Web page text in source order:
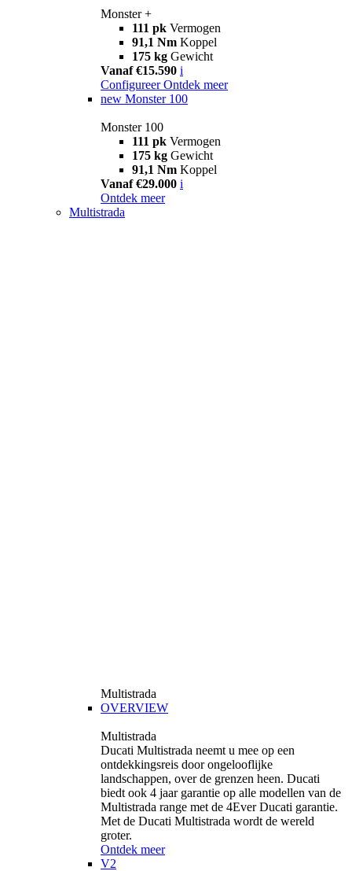
Monster +
111 pk Vermogen
91,1 Nm Koppel
175 kg Gewicht
Vanaf €15.590 i
Configureer Ontdek meer
new Monster 100
Monster 100
111 pk Vermogen
175 kg Gewicht
91,1 Nm Koppel
Vanaf €29.000 i
Ontdek meer
Multistrada
Multistrada
OVERVIEW
Multistrada
Ducati Multistrada neemt u mee op een
ontdekkingsreis door ongelooflijke
landschappen, over de grenzen heen. Ducati
biedt ook 4 jaar garantie op alle modellen van de
Multistrada range met de 4Ever Ducati garantie.
Met de Ducati Multistrada wordt de wereld
groter.
Ontdek meer
V2